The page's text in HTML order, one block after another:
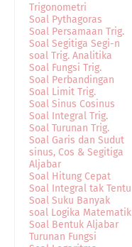
Trigonometri
Soal Pythagoras
Soal Persamaan Trig.
Soal Segitiga Segi-n
soal Trig. Analitika
Soal Fungsi Trig.
Soal Perbandingan
Soal Limit Trig.
Soal Sinus Cosinus
Soal Integral Trig.
Soal Turunan Trig.
Soal Garis dan Sudut
sinus, Cos & Segitiga
Aljabar
Soal Hitung Cepat
Soal Integral tak Tentu
Soal Suku Banyak
soal Logika Matematik
Soal Bentuk Aljabar
Turunan Fungsi